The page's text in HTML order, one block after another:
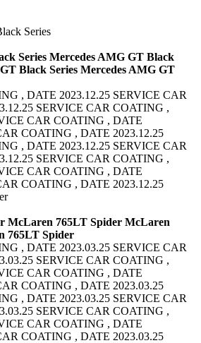
Series Mercedes AMG GT Black
Black Series Mercedes AMG GT
, DATE 2023.12.25 SERVICE CAR
SERVICE CAR COATING ,
CAR COATING , DATE
COATING , DATE 2023.12.25
, DATE 2023.12.25 SERVICE CAR
SERVICE CAR COATING ,
CAR COATING , DATE
COATING , DATE 2023.12.25
McLaren 765LT Spider McLaren
765LT Spider
, DATE 2023.03.25 SERVICE CAR
SERVICE CAR COATING ,
CAR COATING , DATE
COATING , DATE 2023.03.25
, DATE 2023.03.25 SERVICE CAR
SERVICE CAR COATING ,
CAR COATING , DATE
COATING , DATE 2023.03.25